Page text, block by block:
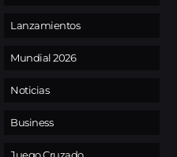
Lanzamientos
Mundial 2026
Noticias
Business